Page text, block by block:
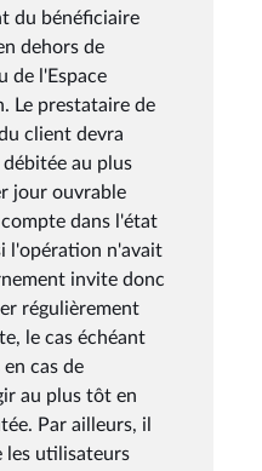
du bénéficiaire
dehors de
de l'Espace
Le prestataire de
client devra
au plus
jour ouvrable
dans l'état
l'opération n'avait
invite donc
régulièrement
le cas échéant
cas de
au plus tôt en
Par ailleurs, il
les utilisateurs